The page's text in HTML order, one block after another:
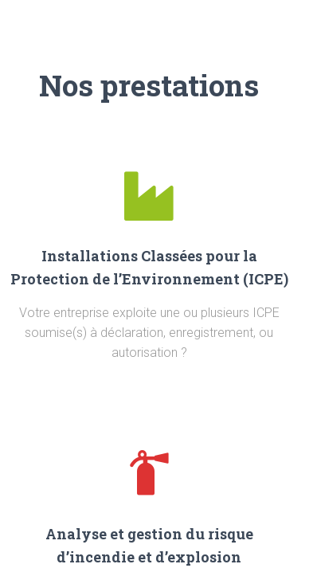
Nos prestations
Installations Classées pour la
Protection de l’Environnement (ICPE)
Votre entreprise exploite une ou plusieurs ICPE
soumise(s) à déclaration, enregistrement, ou
autorisation ?
Analyse et gestion du risque
d’incendie et d’explosion